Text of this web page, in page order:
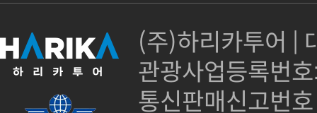
(주)하리카투어 |
관광사업등록번
통신판매신고번